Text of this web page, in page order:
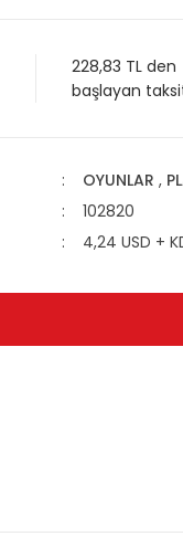
228,83 TL den
başlayan
OYUNLAR ,
102820
4,24 USD +